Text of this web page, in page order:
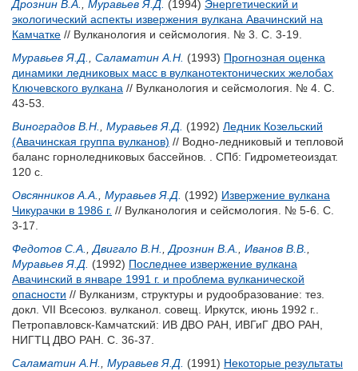
Дрознин В.А. Муравьев Я.Д. (1994) Энергетический и
экологический аспекты извержения вулкана Авачинский на
Камчатке // Вулканология и сейсмология. № 3. С. 3-19.
Муравьев Я.Д.
Саламатин А.Н. (1993) Прогнозная оценка
динамики ледниковых масс в вулканотектонических желобах
Ключевского вулкана // Вулканология и сейсмология. № 4. С.
43-53.
Виноградов В.Н.
Муравьев Я.Д. (1992) Ледник Козельский
(Авачинская группа вулканов) // Водно-ледниковый и тепловой
баланс горноледниковых бассейнов. . СПб: Гидрометеоиздат.
120 с.
Овсянников А.А.
Муравьев Я.Д. (1992) Извержение вулкана
Чикурачки в 1986 г. // Вулканология и сейсмология. № 5-6. С.
3-17.
Федотов С.А.
Двигало В.Н. Дрознин В.А. Иванов В.В.
Муравьев Я.Д. (1992) Последнее извержение вулкана
Авачинский в январе 1991 г. и проблема вулканической
опасности // Вулканизм, структуры и рудообразование: тез.
докл. VII Всесоюз. вулканол. совещ. Иркутск, июнь 1992 г..
Петропавловск-Камчатский: ИВ ДВО РАН, ИВГиГ ДВО РАН,
НИГТЦ ДВО РАН. С. 36-37.
Саламатин А.Н.
Муравьев Я.Д. (1991) Некоторые результаты